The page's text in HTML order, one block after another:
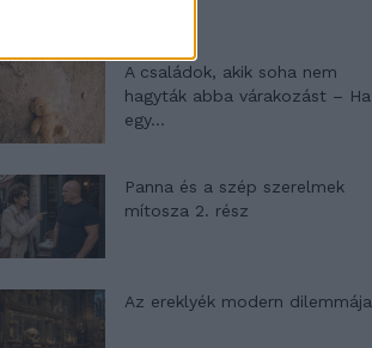
A családok, akik soha nem
hagyták abba várakozást – Ha
egy...
Panna és a szép szerelmek
mítosza 2. rész
Az ereklyék modern dilemmája